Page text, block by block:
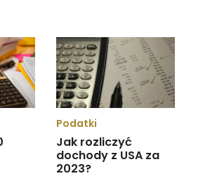
Podatki
Jak rozliczyć
dochody z USA za
2023?